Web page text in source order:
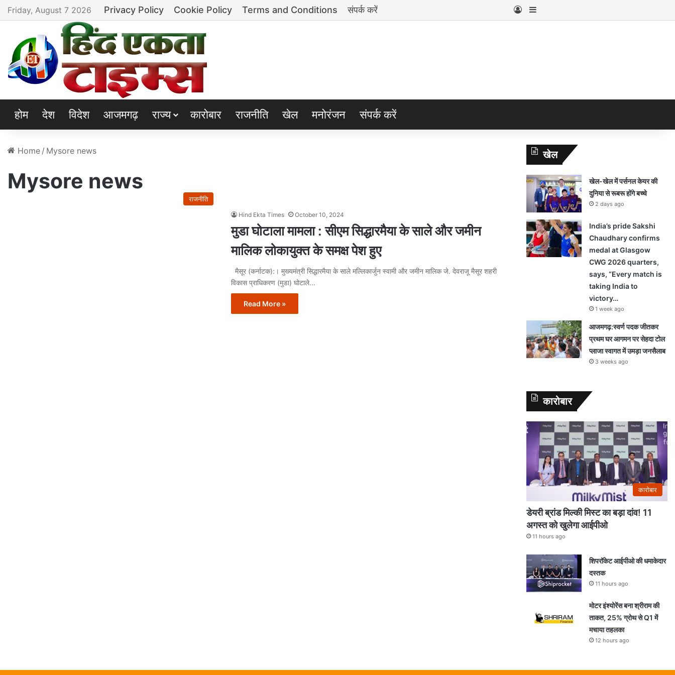
Friday, August 7 2026 Privacy Policy Cookie Policy Terms and Conditions संपर्क करें Log InSidebar
होम देश विदेश आजमगढ़ राज्य कारोबार राजनीति खेल मनोरंजन संपर्क करें
Home / Mysore news
Mysore news
राजनीति
Hind Ekta Times October 10, 2024
मुडा घोटाला मामला : सीएम सिद्धारमैया के साले और जमीन
मालिक लोकायुक्त के समक्ष पेश हुए
मैसूर (कर्नाटक):। मुख्यमंत्री सिद्धारमैया के साले मल्लिकार्जुन स्वामी और जमीन मालिक जे. देवराजू मैसूर शहरी
विकास प्राधिकरण (मुडा) घोटाले…
Read More »
खेल
खेल-खेल में पर्सनल केयर की
दुनिया से रूबरू होंगे बच्चे
2 days ago
India’s pride Sakshi
Chaudhary confirms
medal at Glasgow
CWG 2026 quarters,
says, “Every match is
taking India to
victory…
1 week ago
आजमगढ़:स्वर्ण पदक जीतकर
प्रथम घर आगमन पर सेहदा टोल
प्लाजा स्वागत में उमड़ा जनसैलाब
3 weeks ago
कारोबार
कारोबार
डेयरी ब्रांड मिल्की मिस्ट का बड़ा दांव! 11
अगस्त को खुलेगा आईपीओ
11 hours ago
शिपरॉकेट आईपीओ की धमाकेदार
दस्तक
11 hours ago
मोटर इंश्योरेंस बना श्रीराम की
ताकत, 25% ग्रोथ से Q1 में
मचाया तहलका
12 hours ago